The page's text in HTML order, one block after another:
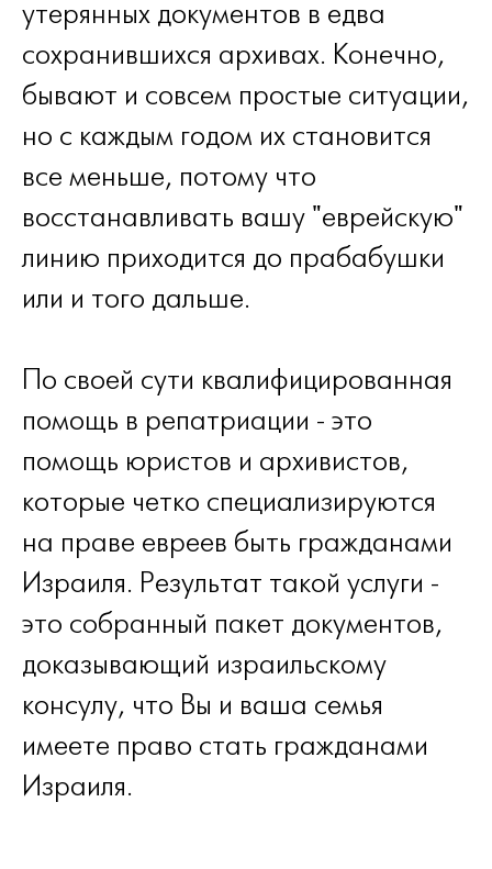
утерянных документов в едва
сохранившихся архивах. Конечно,
бывают и совсем простые ситуации,
но с каждым годом их становится
все меньше, потому что
восстанавливать вашу "еврейскую"
линию приходится до прабабушки
или и того дальше.
По своей сути квалифицированная
помощь в репатриации - это
помощь юристов и архивистов,
которые четко специализируются
на праве евреев быть гражданами
Израиля. Результат такой услуги -
это собранный пакет документов,
доказывающий израильскому
консулу, что Вы и ваша семья
имеете право стать гражданами
Израиля.